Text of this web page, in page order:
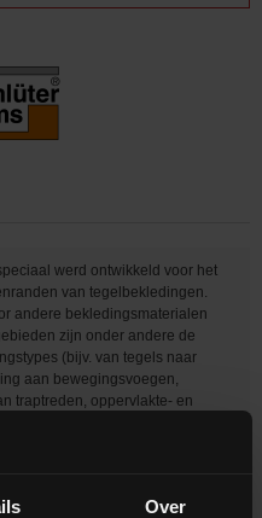
Over
werd ontwikkeld voor het
van tegelbekledingen.
andere bekledingsmaterialen
zijn onder andere de
(bijv. van tegels naar
aan bewegingsvoegen,
traptreden, oppervlakte- en
laminaat, natuursteen of
optreden, worden door de